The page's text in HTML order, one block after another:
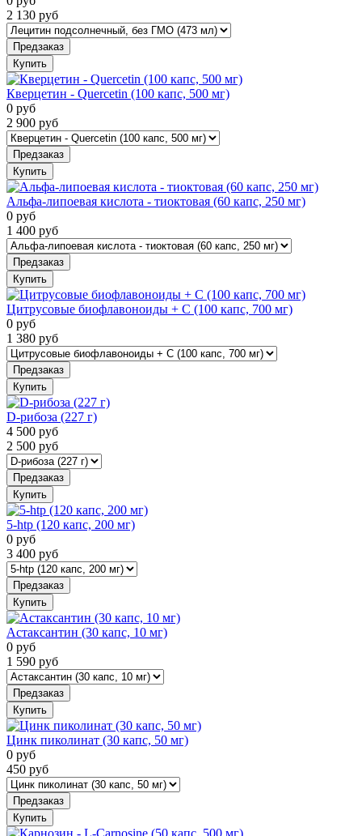
2 130 руб
Предзаказ
Купить
Кверцетин - Quercetin (100 капс, 500 мг)
0 руб
2 900 руб
Предзаказ
Купить
Альфа-липоевая кислота - тиоктовая (60 капс, 250 мг)
0 руб
1 400 руб
Предзаказ
Купить
Цитрусовые биофлавоноиды + C (100 капс, 700 мг)
0 руб
1 380 руб
Предзаказ
Купить
D-рибоза (227 г)
4 500 руб
2 500 руб
Предзаказ
Купить
5-htp (120 капс, 200 мг)
0 руб
3 400 руб
Предзаказ
Купить
Астаксантин (30 капс, 10 мг)
0 руб
1 590 руб
Предзаказ
Купить
Цинк пиколинат (30 капс, 50 мг)
0 руб
450 руб
Предзаказ
Купить